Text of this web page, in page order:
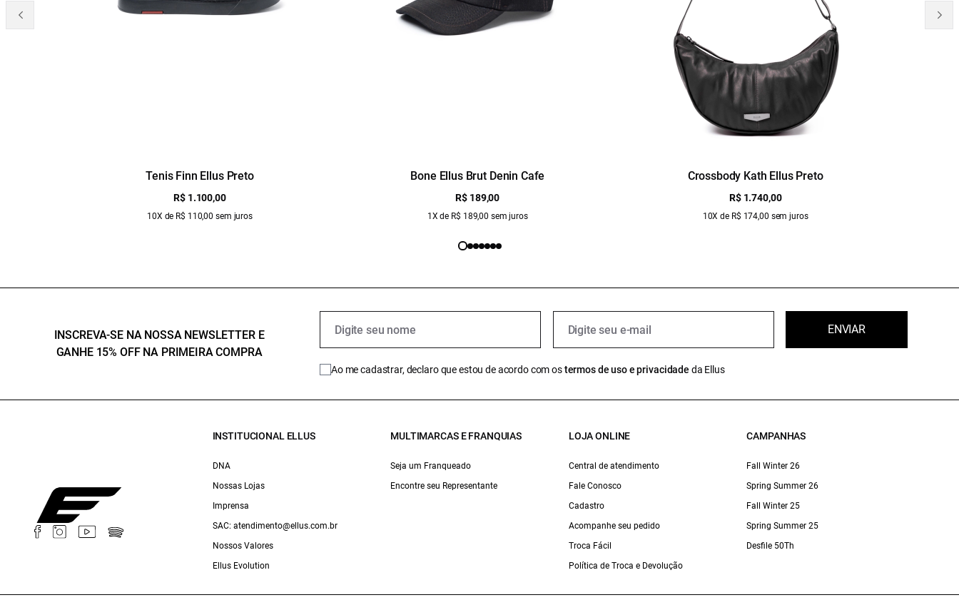
Tenis Finn Ellus Preto
R$ 1.100,00
10X de R$ 110,00 sem juros
Bone Ellus Brut Denin Cafe
R$ 189,00
1X de R$ 189,00 sem juros
Crossbody Kath Ellus Preto
R$ 1.740,00
10X de R$ 174,00 sem juros
INSCREVA-SE NA NOSSA NEWSLETTER E
GANHE 15% OFF NA PRIMEIRA COMPRA
ENVIAR
Ao me cadastrar, declaro que estou de acordo com ostermos de uso e privacidade da Ellus
INSTITUCIONAL ELLUS
DNA
Nossas Lojas
Imprensa
SAC: atendimento@ellus.com.br
Nossos Valores
Ellus Evolution
MULTIMARCAS E FRANQUIAS
Seja um Franqueado
Encontre seu Representante
LOJA ONLINE
Central de atendimento
Fale Conosco
Cadastro
Acompanhe seu pedido
Troca Fácil
Política de Troca e Devolução
CAMPANHAS
Fall Winter 26
Spring Summer 26
Fall Winter 25
Spring Summer 25
Desfile 50Th